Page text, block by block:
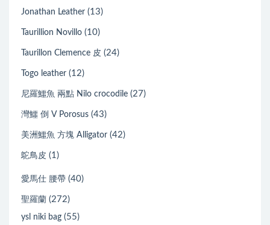
Jonathan Leather (13)
Taurillion Novillo (10)
Taurillon Clemence 皮 (24)
Togo leather (12)
尼羅鱷魚 兩點 Nilo crocodile (27)
灣鱷 倒 V Porosus (43)
美洲鱷魚 方塊 Alligator (42)
鴕鳥皮 (1)
愛馬仕 腰帶 (40)
聖羅蘭 (272)
ysl niki bag (55)